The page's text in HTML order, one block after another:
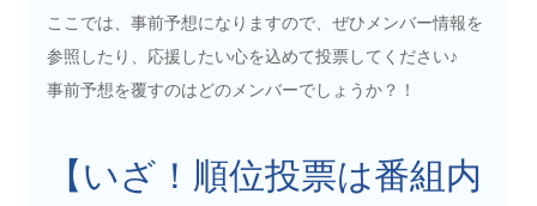
ここでは、事前予想になりますので、ぜひメンバー情報を
参照したり、応援したい心を込めて投票してください♪
事前予想を覆すのはどのメンバーでしょうか？！
【いざ！順位投票は番組内